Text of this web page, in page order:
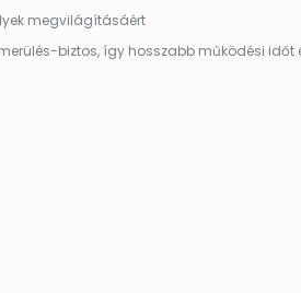
megvilágításáért
biztos, így hosszabb működési